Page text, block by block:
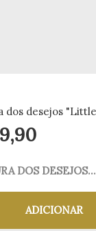
DOS DESEJOS...
ADICIONAR